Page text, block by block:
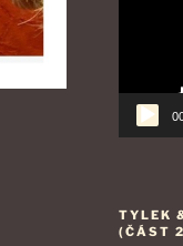
TYLEK
(ČÁST